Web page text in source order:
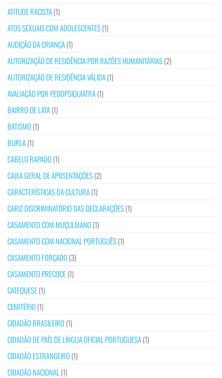
ATITUDE RACISTA(1)
ATOS SEXUAIS COM ADOLESCENTES(1)
AUDIÇÃO DA CRIANÇA(1)
AUTORIZAÇÃO DE RESIDÊNCIA POR RAZÕES HUMANITÁRIAS(2)
AUTORIZAÇÃO DE RESIDÊNCIA VÁLIDA(1)
AVALIAÇÃO POR PEDOPSIQUIATRA(1)
BAIRRO DE LATA(1)
BATISMO (1)
BURLA(1)
CABELO RAPADO (1)
CAIXA GERAL DE APOSENTAÇÕES(2)
CARACTERÍSTICAS DA CULTURA(1)
CARIZ DISCRIMINATÓRIO DAS DECLARAÇÕES(1)
CASAMENTO COM MUÇULMANO (1)
CASAMENTO COM NACIONAL PORTUGUÊS(1)
CASAMENTO FORÇADO (3)
CASAMENTO PRECOCE(1)
CATEQUESE(1)
CEMITÉRIO (1)
CIDADÃO BRASILEIRO (1)
CIDADÃO DE PAÍS DE LÍNGUA OFICIAL PORTUGUESA(1)
CIDADÃO ESTRANGEIRO (1)
CIDADÃO NACIONAL (1)